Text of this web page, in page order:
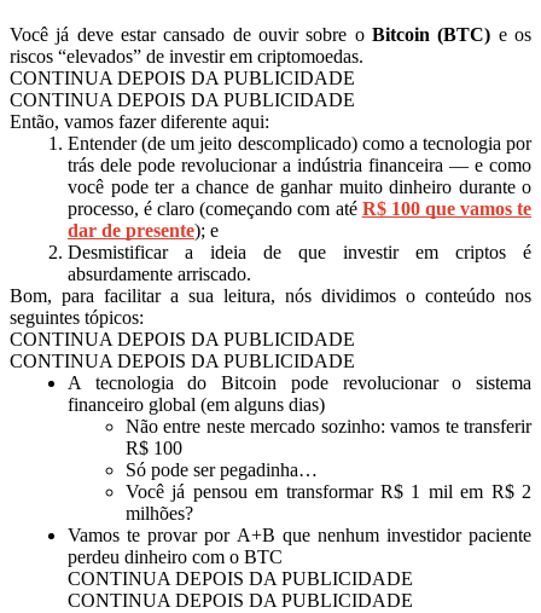
Você já deve estar cansado de ouvir sobre o Bitcoin (BTC) e os
riscos “elevados” de investir em criptomoedas.
CONTINUA DEPOIS DA PUBLICIDADE
CONTINUA DEPOIS DA PUBLICIDADE
Então, vamos fazer diferente aqui:
Entender (de um jeito descomplicado) como a tecnologia por
trás dele pode revolucionar a indústria financeira — e como
você pode ter a chance de ganhar muito dinheiro durante o
processo, é claro (começando com até R$ 100 que vamos te
dar de presente); e
Desmistificar a ideia de que investir em criptos é
absurdamente arriscado.
Bom, para facilitar a sua leitura, nós dividimos o conteúdo nos
seguintes tópicos:
CONTINUA DEPOIS DA PUBLICIDADE
CONTINUA DEPOIS DA PUBLICIDADE
A tecnologia do Bitcoin pode revolucionar o sistema
financeiro global (em alguns dias)
Não entre neste mercado sozinho: vamos te transferir
R$ 100
Só pode ser pegadinha…
Você já pensou em transformar R$ 1 mil em R$ 2
milhões?
Vamos te provar por A+B que nenhum investidor paciente
perdeu dinheiro com o BTC
CONTINUA DEPOIS DA PUBLICIDADE
CONTINUA DEPOIS DA PUBLICIDADE